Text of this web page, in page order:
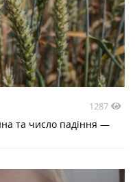
1287
та число падіння —